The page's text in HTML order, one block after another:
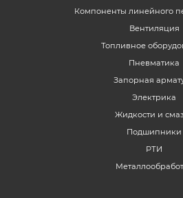
Компоненты линейного
Вентиляция
Топливное
Пневматика
Запорная
Электрика
Жидкости и
Подшипники
РТИ